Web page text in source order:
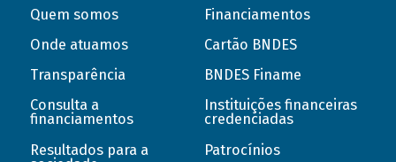
Quem somos
Onde atuamos
Transparência
Consulta a
financiamentos
Resultados para a
Financiamentos
Cartão BNDES
BNDES Finame
Instituições financeiras
credenciadas
Patrocínios